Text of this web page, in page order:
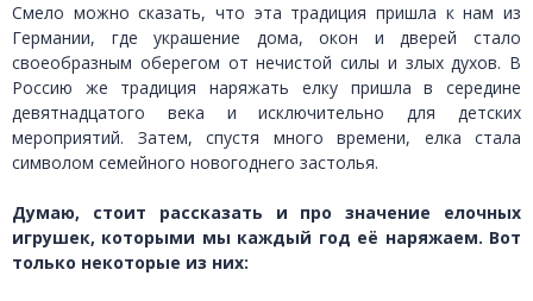
Смело можно сказать, что эта традиция пришла к нам из
Германии, где украшение дома, окон и дверей стало
своеобразным оберегом от нечистой силы и злых духов. В
Россию же традиция наряжать елку пришла в середине
девятнадцатого века и исключительно для детских
мероприятий. Затем, спустя много времени, елка стала
символом семейного новогоднего застолья.
Думаю, стоит рассказать и про значение елочных
игрушек, которыми мы каждый год её наряжаем. Вот
только некоторые из них: